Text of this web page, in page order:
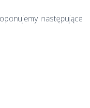
następujące